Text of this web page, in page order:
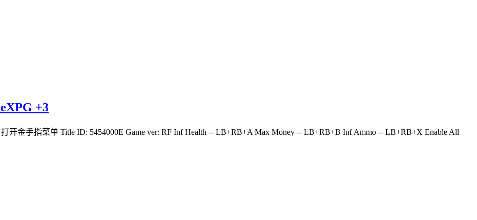
+3
开金手指菜单 Title ID: 5454000E Game ver: RF Inf Health -- LB+RB+A Max Money -- LB+RB+B Inf Ammo -- LB+RB+X Enable All